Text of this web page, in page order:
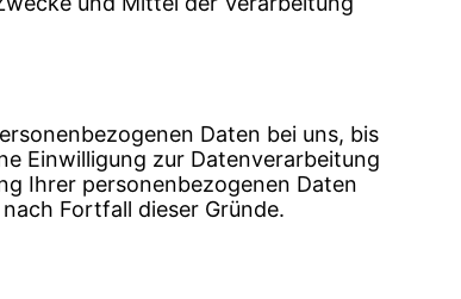
Daten bei uns, bis
Einwilligung zur Datenverarbeitung
Ihrer personenbezogenen Daten
Fortfall dieser Gründe.